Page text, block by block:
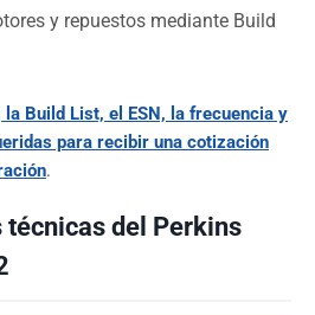
y repuestos mediante Build
la Build List, el ESN, la frecuencia y
para recibir una cotización
.
técnicas del Perkins